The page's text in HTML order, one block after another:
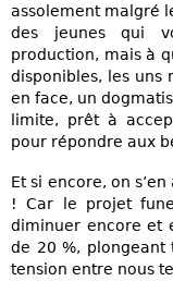
assolement malgré
des jeunes qui
production, mais à
disponibles, les uns
en face, un
limite, prêt à
pour répondre aux
Et si encore, on
! Car le projet
diminuer encore et
de 20 %, plongeant
tension entre nous